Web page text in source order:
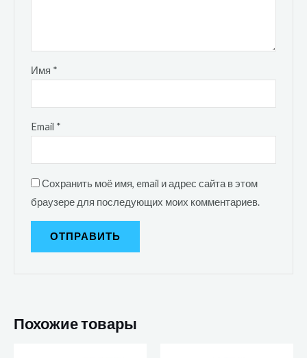
Имя *
Email *
Сохранить моё имя, email и адрес сайта в этом
браузере для последующих моих комментариев.
Похожие товары